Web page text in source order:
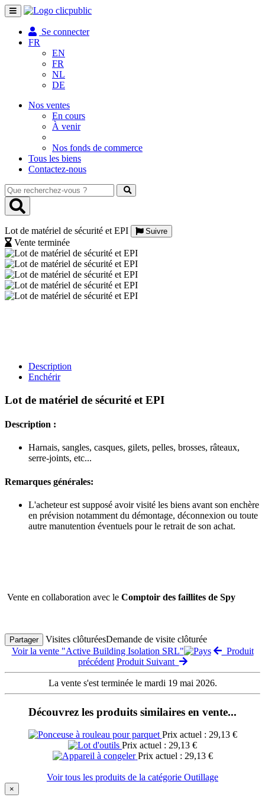
Toggle
navigation
Se connecter
FR
EN
FR
NL
DE
Nos ventes
En cours
À venir
Nos fonds de commerce
Tous les biens
Contactez-nous
Que
recherchez-
vous
Lot de matériel de sécurité et EPI
Suivre
Vente terminée
Description
Enchérir
Lot de matériel de sécurité et EPI
Description :
Harnais, sangles, casques, gilets, pelles, brosses, râteaux,
serre-joints, etc...
Remarques générales:
L'acheteur est supposé avoir visité les biens avant son enchère
en prévision notamment du démontage, déconnexion ou toute
autre manutention éventuels pour le retrait de son achat.
Vente en collaboration avec le Comptoir des faillites de Spy
Partager Visites clôturéesDemande de visite clôturée
Voir la vente "Active Building Isolation SRL"
Produit
précédent Produit Suivant
La vente s'est terminée le mardi 19 mai 2026.
Découvrez les produits similaires en vente...
Prix actuel : 29,13 €
Prix actuel : 29,13 €
Prix actuel : 29,13 €
Voir tous les produits de la catégorie Outillage
×